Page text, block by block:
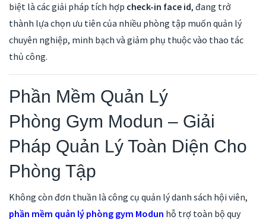
biệt là các giải pháp tích hợp check-in face id, đang trở
thành lựa chọn ưu tiên của nhiều phòng tập muốn quản lý
chuyên nghiệp, minh bạch và giảm phụ thuộc vào thao tác
thủ công.
Phần Mềm Quản Lý
Phòng Gym Modun – Giải
Pháp Quản Lý Toàn Diện Cho
Phòng Tập
Không còn đơn thuần là công cụ quản lý danh sách hội viên,
phần mềm quản lý phòng gym Modun hỗ trợ toàn bộ quy